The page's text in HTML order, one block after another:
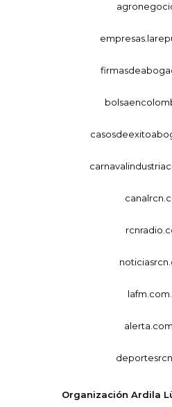
Organización Ardila